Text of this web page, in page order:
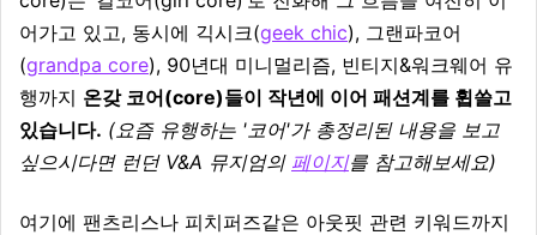
어가고 있고, 동시에 긱시크(geek chic), 그랜파코어
(grandpa core), 90년대 미니멀리즘, 빈티지&워크웨어 유
행까지 온갖 코어(core)들이 작년에 이어 패션계를 휩쓸고
있습니다. (요즘 유행하는 '코어'가 총정리된 내용을 보고
싶으시다면 런던 V&A 뮤지엄의 페이지를 참고해보세요)
여기에 팬츠리스나 피치퍼즈같은 아웃핏 관련 키워드까지